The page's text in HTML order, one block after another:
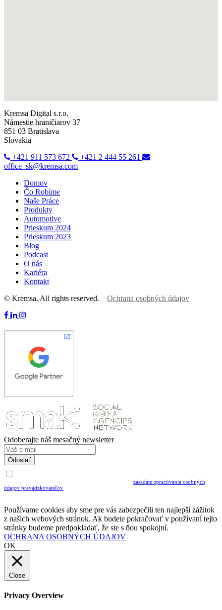
Kremsa Digital s.r.o.
Námestie hraničiarov 37
851 03 Bratislava
Slovakia
+421 911 573 672
+421 2 444 55 261
office_sk@kremsa.com
Domov
Čo Robíme
Naše Práce
Produkty
Automotive
Prieskum 2024
Prieskum 2023
Blog
Podcast
O nás
Kariéra
Kontakt
© Kremsa. All rights reserved. Ochrana osobných údajov
Odoberajte náš mesačný newsletter
Odoslať
zásadám spracúvania osobných
údajov prevádzkovateľov
Používame cookies aby sme pre vás zabezpečili ten najlepší zážitok
z našich webových stránok. Ak budete pokračovať v používaní tejto
stránky budeme predpokladať, že ste s ňou spokojní.
OCHRANA OSOBNÝCH ÚDAJOV
OK
Close
Privacy Overview